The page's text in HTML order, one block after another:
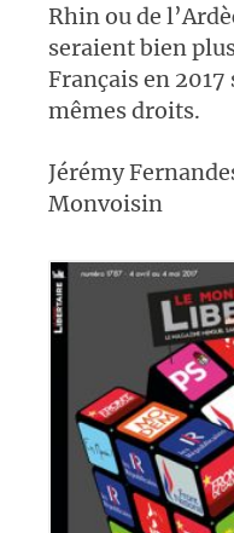
Rhin ou de
seraient bien
Français en
mêmes droits.
Jérémy
Monvoisin